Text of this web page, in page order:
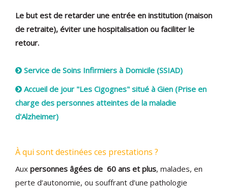
Le but est de retarder une entrée en institution (maison
de retraite), éviter une hospitalisation ou faciliter le
retour.
Service de Soins Infirmiers à Domicile (SSIAD)
Accueil de jour "Les Cigognes" situé à Gien (Prise en
charge des personnes atteintes de la maladie
d'Alzheimer)
À qui sont destinées ces prestations ?
Aux personnes âgées de 60 ans et plus, malades, en
perte d’autonomie, ou souffrant d’une pathologie